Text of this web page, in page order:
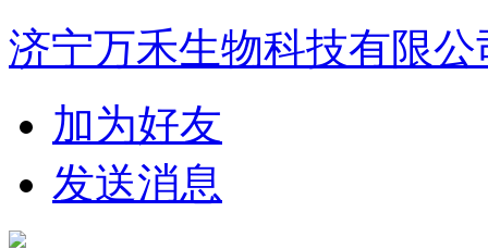
济宁万禾生物科技有限公
加为好友
发送消息